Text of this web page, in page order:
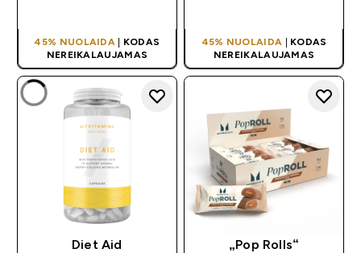
45% NUOLAIDA | KODAS
NEREIKALAUJAMAS
45% NUOLAIDA | KODAS
NEREIKALAUJAMAS
Diet Aid „Pop Rolls“